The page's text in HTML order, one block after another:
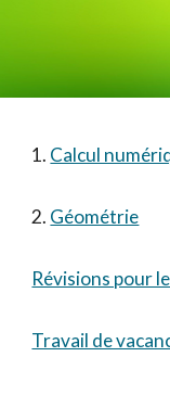
1. Calcul
2. Géométrie
Révisions pour
Travail de